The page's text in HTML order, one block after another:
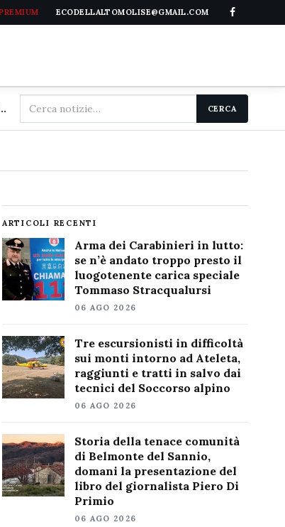
ECODELLALTOMOLISE@GMAIL.COM
il luogotenente carica speciale Tommaso Stracqualursi
Cerca
nel
CERCA
ARTICOLI RECENTI
Arma dei Carabinieri in lutto:
se n’è andato troppo presto il
luogotenente carica speciale
Tommaso Stracqualursi
06 AGO 2026
Tre escursionisti in difficoltà
sui monti intorno ad Ateleta,
raggiunti e tratti in salvo dai
tecnici del Soccorso alpino
06 AGO 2026
Storia della tenace comunità
di Belmonte del Sannio,
domani la presentazione del
libro del giornalista Piero Di
Primio
06 AGO 2026